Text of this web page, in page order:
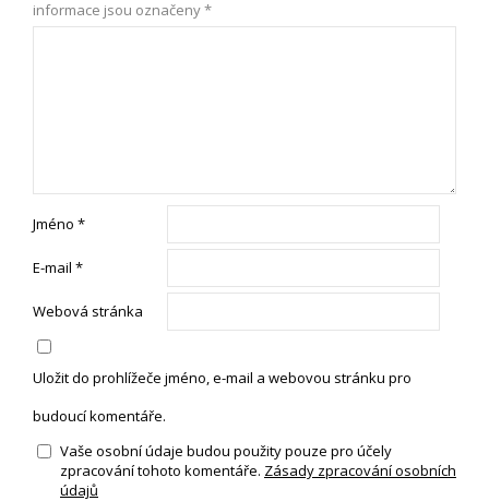
informace jsou označeny*
Jméno *
E-mail *
Webová stránka
Uložit do prohlížeče jméno, e-mail a webovou stránku pro
budoucí komentáře.
Vaše osobní údaje budou použity pouze pro účely
zpracování tohoto komentáře. Zásady zpracování osobních
údajů